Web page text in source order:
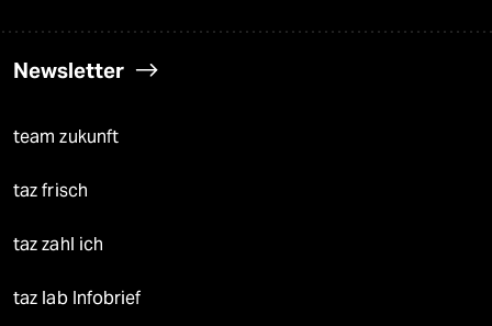
Newsletter
team zukunft
taz frisch
taz zahl ich
taz lab Infobrief